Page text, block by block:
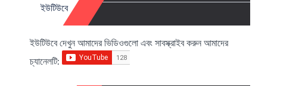
ইউটিউবে
ইউটিউবে দেখুন আমাদের ভিডিওগুলো এবং সাবস্ক্রাইব করুন আমাদের
চ্যানেলটি: